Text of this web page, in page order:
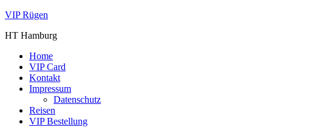
VIP Rügen
HT Hamburg
Home
VIP Card
Kontakt
Impressum
Datenschutz
Reisen
VIP Bestellung